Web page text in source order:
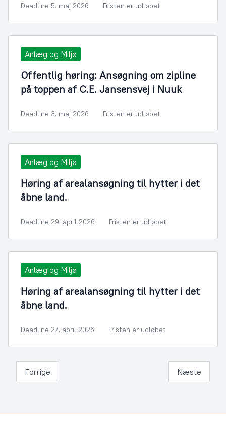
Deadline 5. maj 2026 Fristen er udløbet
Anlæg og Miljø
Offentlig høring: Ansøgning om zipline
på toppen af C.E. Jansensvej i Nuuk
Deadline 3. maj 2026 Fristen er udløbet
Anlæg og Miljø
Høring af arealansøgning til hytter i det
åbne land.
Deadline 29. april 2026 Fristen er udløbet
Anlæg og Miljø
Høring af arealansøgning til hytter i det
åbne land.
Deadline 27. april 2026 Fristen er udløbet
Forrige Næste